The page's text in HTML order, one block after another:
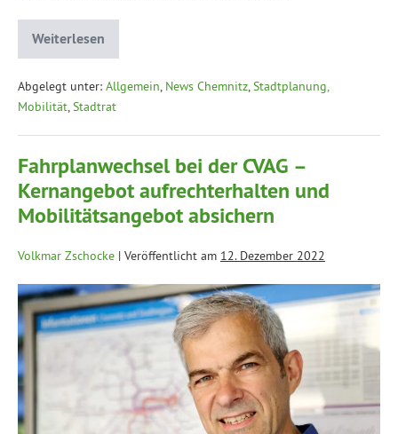
Weiterlesen
Abgelegt unter: Allgemein, News Chemnitz,Stadtplanung,
Mobilität,Stadtrat
Fahrplanwechsel bei der CVAG –
Kernangebot aufrechterhalten und
Mobilitätsangebot absichern
Volkmar Zschocke | Veröffentlicht am 12. Dezember 2022